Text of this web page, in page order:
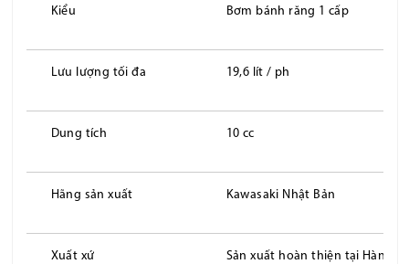
Kiểu Bơm bánh răng 1 cấp
Lưu lượng tối đa 19,6 lít / ph
Dung tích 10 cc
Hãng sản xuất Kawasaki Nhật Bản
Xuất xứ Sản xuất hoàn thiện tại Hàn